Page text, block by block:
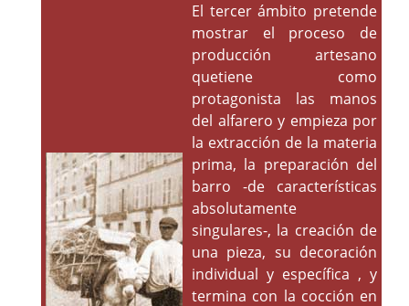
El tercer ámbito pretende
mostrar el proceso de
producción artesano
quetiene como
protagonista las manos
del alfarero y empieza por
la extracción de la materia
prima, la preparación del
barro -de características
absolutamente
singulares-, la creación de
una pieza, su decoración
individual y específica , y
termina con la cocción en